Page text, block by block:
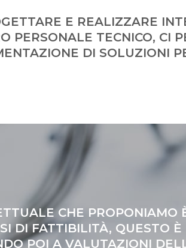
E REALIZZARE
PERSONALE TECNICO, CI
DI SOLUZIONI
CHE
DI FATTIBILITÀ, QUESTO
POI A VALUTAZIONI